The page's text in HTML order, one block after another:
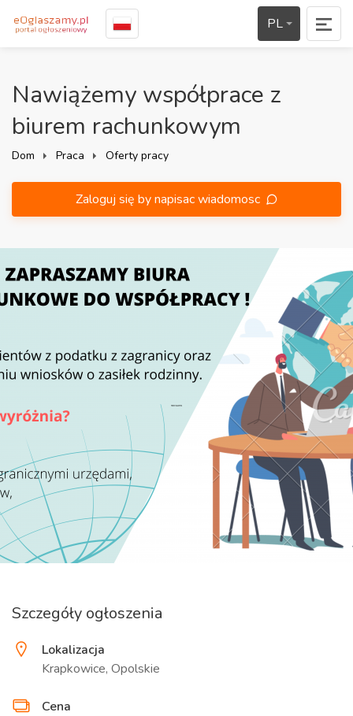
PL
Nawiążemy współprace z
biurem rachunkowym
Dom Praca Oferty pracy
Zaloguj się by napisac wiadomosc
Szczegóły ogłoszenia
Lokalizacja
Krapkowice, Opolskie
Cena